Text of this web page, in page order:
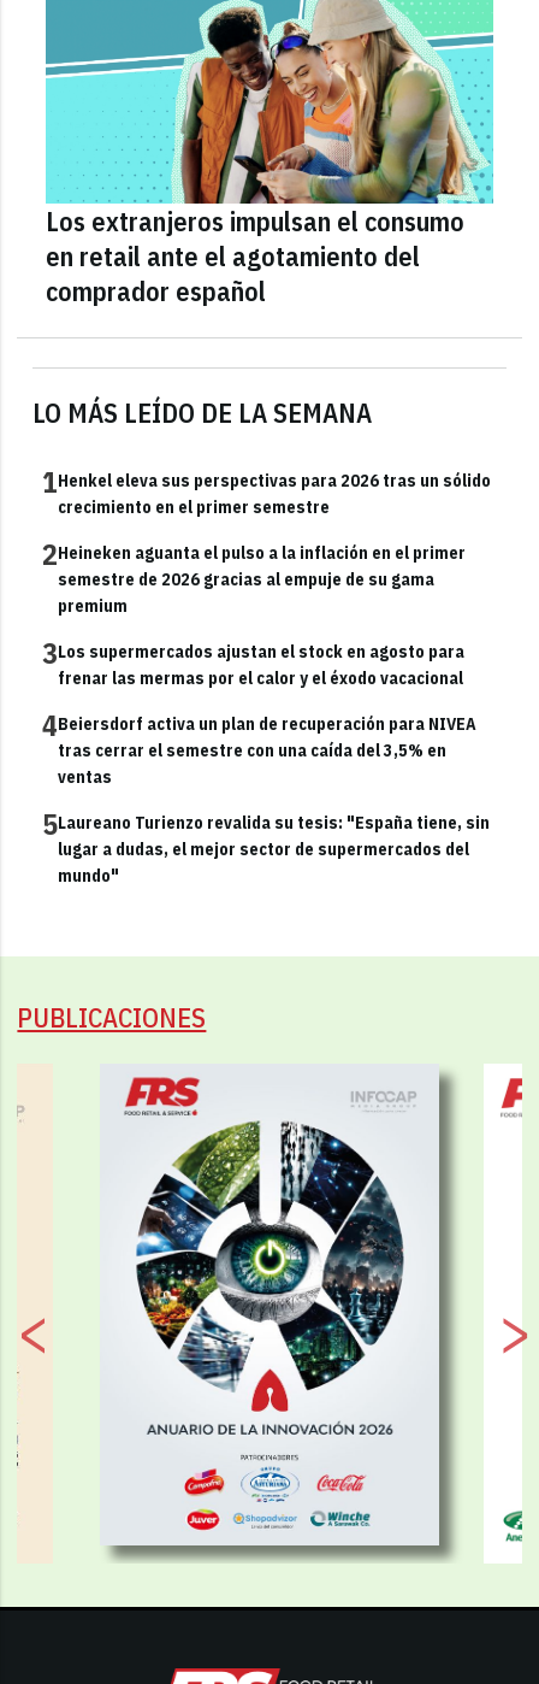
LO MÁS LEÍDO DE LA SEMANA
1Henkel eleva sus perspectivas para 2026 tras un sólido
crecimiento en el primer semestre
2Heineken aguanta el pulso a la inflación en el primer
semestre de 2026 gracias al empuje de su gama
premium
3Los supermercados ajustan el stock en agosto para
frenar las mermas por el calor y el éxodo vacacional
4Beiersdorf activa un plan de recuperación para NIVEA
tras cerrar el semestre con una caída del 3,5% en
ventas
5Laureano Turienzo revalida su tesis: "España tiene, sin
lugar a dudas, el mejor sector de supermercados del
mundo"
Los extranjeros impulsan el consumo
en retail ante el agotamiento del
comprador español
PUBLICACIONES